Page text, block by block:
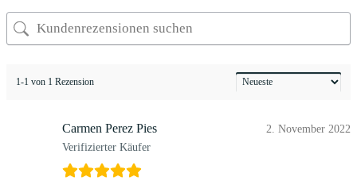
1-1 von 1 Rezension
Carmen Perez Pies
Verifizierter Käufer
2. November 2022